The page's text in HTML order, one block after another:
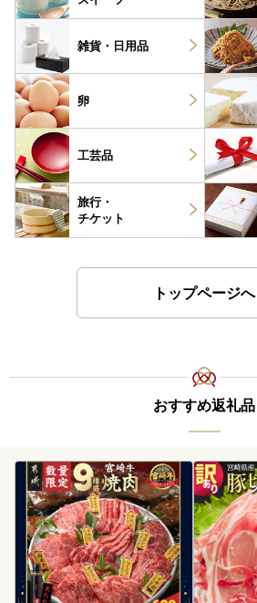
雑貨・ 日用品
卵
工芸品
旅行・
チケット
トップページへ
おすすめ返礼品